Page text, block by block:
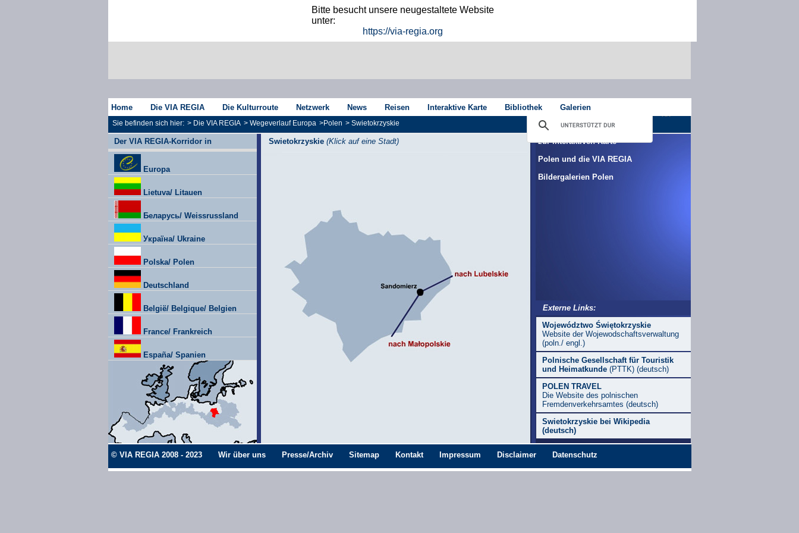
Bitte besucht unsere neugestaltete Website
unter:
https://via-regia.org
Home Die VIA REGIA Die Kulturroute Netzwerk News Reisen Interaktive Karte Bibliothek Galerien
Sie befinden sich hier: > Die VIA REGIA >Wegeverlauf Europa >Polen >Swietokrzyskie
Swietokrzyskie (Klick auf eine Stadt)
Der VIA REGIA-Korridor in
Europa
Lietuva/ Litauen
Беларусь/ Weissrussland
Україна/ Ukraine
Polska/ Polen
Deutschland
België/ Belgique/ Belgien
France/ Frankreich
España/ Spanien
zur interaktiven Karte
Polen und die VIA REGIA
Bildergalerien Polen
Externe Links:
Województwo Świętokrzyskie
Website der Wojewodschaftsverwaltung
(poln./ engl.)
Polnische Gesellschaft für Touristik
und Heimatkunde (PTTK) (deutsch)
POLEN TRAVEL
Die Website des polnischen
Fremdenverkehrsamtes (deutsch)
Swietokrzyskie bei Wikipedia
(deutsch)
© VIA REGIA 2008 - 2023 Wir über uns Presse/Archiv Sitemap Kontakt Impressum Disclaimer Datenschutz